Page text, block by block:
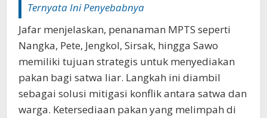
Ternyata Ini Penyebabnya
Jafar menjelaskan, penanaman MPTS seperti
Nangka, Pete, Jengkol, Sirsak, hingga Sawo
memiliki tujuan strategis untuk menyediakan
pakan bagi satwa liar.‎‎ Langkah ini diambil
sebagai solusi mitigasi konflik antara satwa dan
warga. Ketersediaan pakan yang melimpah di